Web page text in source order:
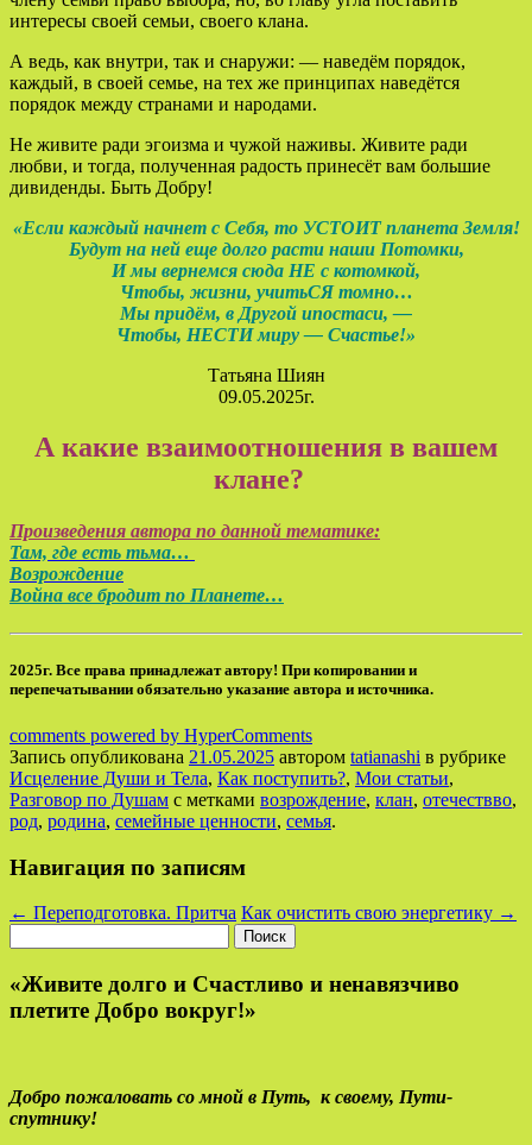
интересы своей семьи, своего клана.
А ведь, как внутри, так и снаружи: — наведём порядок,
каждый, в своей семье, на тех же принципах наведётся
порядок между странами и народами.
Не живите ради эгоизма и чужой наживы. Живите ради
любви, и тогда, полученная радость принесёт вам большие
дивиденды. Быть Добру!
«Если каждый начнет с Себя, то УСТОИТ планета Земля!
Будут на ней еще долго расти наши Потомки,
И мы вернемся сюда НЕ с котомкой,
Чтобы, жизни, учитьСЯ томно…
Мы придём, в Другой ипостаси, —
Чтобы, НЕСТИ миру — Счастье!»
Татьяна Шиян
09.05.2025г.
А какие взаимоотношения в вашем
клане?
Произведения автора по данной тематике:
Там, где есть тьма…
Возрождение
Война все бродит по Планете…
2025г. Все права принадлежат автору! При копировании и
перепечатывании обязательно указание автора и источника.
comments powered by HyperComments
Запись опубликована 21.05.2025 автором tatianashi в рубрике
Исцеление Души и Тела, Как поступить?, Мои статьи,
Разговор по Душам с метками возрождение, клан, отечествво,
род, родина, семейные ценности, семья.
Навигация по записям
← Переподготовка. Притча Как очистить свою энергетику →
«Живите долго и Счастливо и ненавязчиво
плетите Добро вокруг!»
Добро пожаловать со мной в Путь, к своему, Пути-
спутнику!